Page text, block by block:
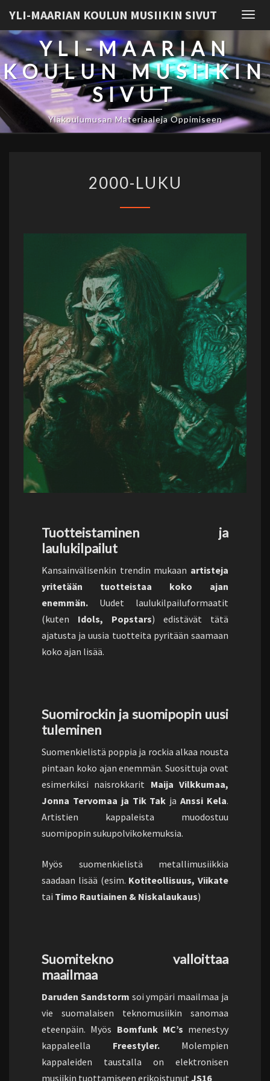
YLI-MAARIAN KOULUN MUSIIKIN SIVUT
YLI-MAARIAN
KOULUN MUSIIKIN
SIVUT
Yläkoulumusan Materiaaleja Oppimiseen
LUKU
2000-LUKU
Tuotteistaminen ja
laulukilpailut
Kansainvälisenkin trendin mukaan artisteja
yritetään tuotteistaa koko ajan
enemmän. Uudet laulukilpailuformaatit
(kuten Idols, Popstars) edistävät tätä
ajatusta ja uusia tuotteita pyritään saamaan
koko ajan lisää.
Suomirockin ja suomipopin uusi
tuleminen
Suomenkielistä poppia ja rockia alkaa nousta
pintaan koko ajan enemmän. Suosittuja ovat
esimerkiksi naisrokkarit Maija Vilkkumaa,
Jonna Tervomaa ja Tik Tak ja Anssi Kela.
Artistien kappaleista muodostuu
suomipopin sukupolvikokemuksia.
Myös suomenkielistä metallimusiikkia
saadaan lisää (esim. Kotiteollisuus, Viikate
tai Timo Rautiainen & Niskalaukaus)
Suomitekno valloittaa
maailmaa
Daruden Sandstorm soi ympäri maailmaa ja
vie suomalaisen teknomusiikin sanomaa
eteenpäin. Myös Bomfunk MC’s menestyy
kappaleella Freestyler.Molempien
kappaleiden taustalla on elektronisen
musiikin tuottamiseen erikoistunut JS16